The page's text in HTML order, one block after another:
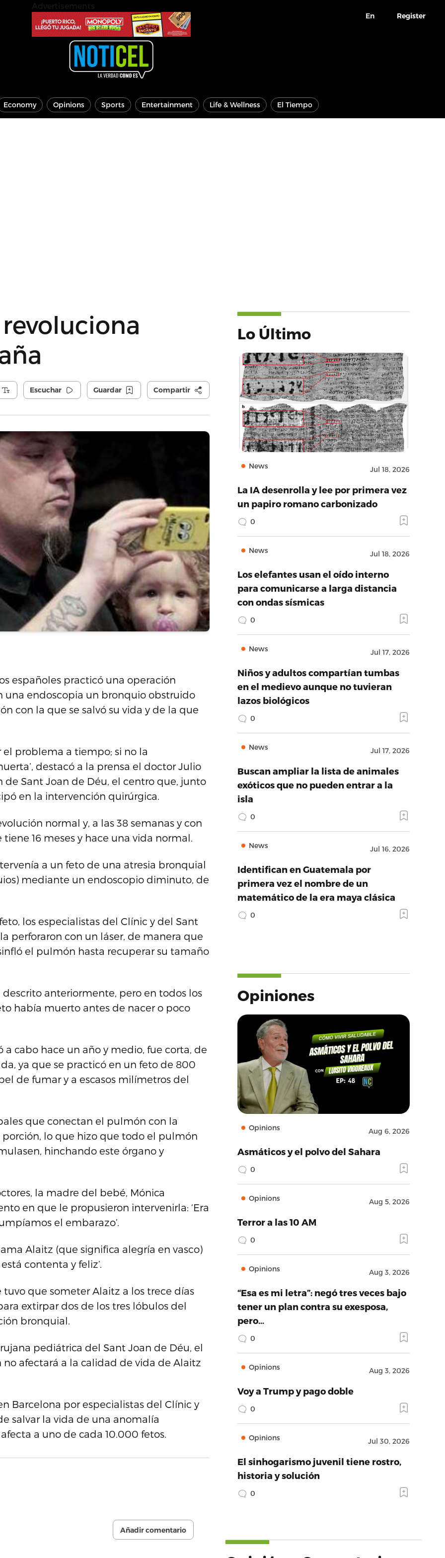
En Register
Economy Opinions Sports Entertainment Life & Wellness El Tiempo
Escuchar Guardar Compartir
españoles practicó una operación
una endoscopia un bronquio obstruido
con la que se salvó su vida y de la que
el problema a tiempo; si no la
destacó a la prensa el doctor Julio
Sant Joan de Déu, el centro que, junto
en la intervención quirúrgica.
normal y, a las 38 semanas y con
16 meses y hace una vida normal.
a un feto de una atresia bronquial
mediante un endoscopio diminuto, de
los especialistas del Clínic y del Sant
perforaron con un láser, de manera que
el pulmón hasta recuperar su tamaño
anteriormente, pero en todos los
había muerto antes de nacer o poco
cabo hace un año y medio, fue corta, de
ya que se practicó en un feto de 800
de fumar y a escasos milímetros del
que conectan el pulmón con la
lo que hizo que todo el pulmón
hinchando este órgano y
la madre del bebé, Mónica
en que le propusieron intervenirla: ‘Era
el embarazo’.
Alaitz (que significa alegría en vasco)
contenta y feliz’.
que someter Alaitz a los trece días
extirpar dos de los tres lóbulos del
bronquial.
pediátrica del Sant Joan de Déu, el
afectará a la calidad de vida de Alaitz
Barcelona por especialistas del Clínic y
salvar la vida de una anomalía
a uno de cada 10.000 fetos.
Añadir comentario
Lo Último
News Jul 18, 2026
La IA desenrolla y lee por primera vez
un papiro romano carbonizado
0
News Jul 18, 2026
Los elefantes usan el oído interno
para comunicarse a larga distancia
con ondas sísmicas
0
News Jul 17, 2026
Niños y adultos compartían tumbas
en el medievo aunque no tuvieran
lazos biológicos
0
News Jul 17, 2026
Buscan ampliar la lista de animales
exóticos que no pueden entrar a la
isla
0
News Jul 16, 2026
Identifican en Guatemala por
primera vez el nombre de un
matemático de la era maya clásica
0
Opiniones
Opinions Aug 6, 2026
Asmáticos y el polvo del Sahara
0
Opinions Aug 5, 2026
Terror a las 10 AM
0
Opinions Aug 3, 2026
“Esa es mi letra”: negó tres veces bajo
tener un plan contra su exesposa,
pero…
0
Opinions Aug 3, 2026
Voy a Trump y pago doble
0
Opinions Jul 30, 2026
El sinhogarismo juvenil tiene rostro,
historia y solución
0